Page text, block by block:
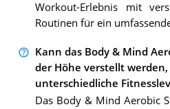
Workout-Erlebnis mit
Routinen für ein
Kann das Body & Mind
der Höhe verstellt werden,
unterschiedliche
Das Body & Mind Aerobic